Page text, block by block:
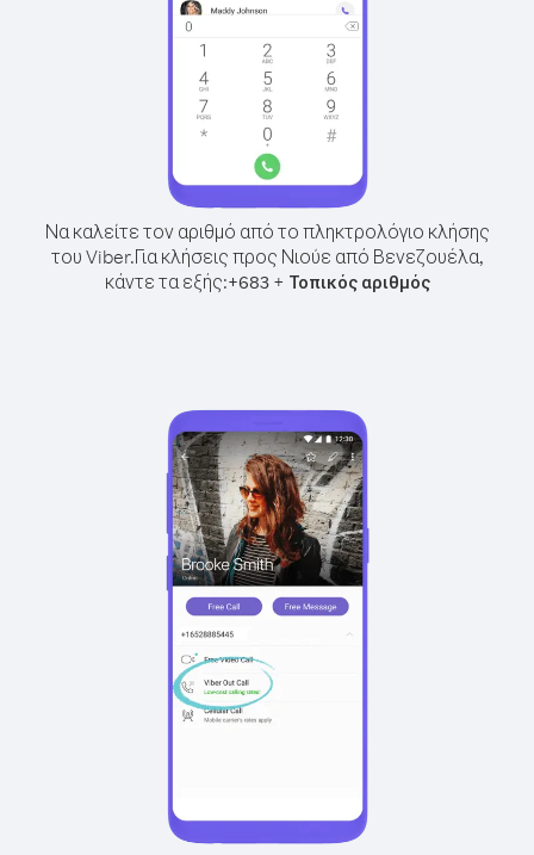
Να καλείτε τον αριθμό από το πληκτρολόγιο κλήσης
του Viber.Για κλήσεις προς Νιούε από Βενεζουέλα,
κάντε τα εξής:+683+ Τοπικός αριθμός